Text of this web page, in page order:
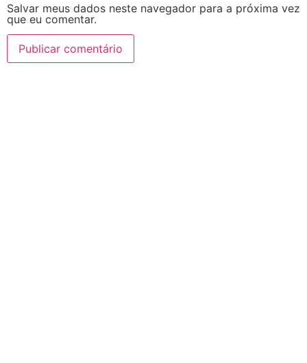
Salvar meus dados neste navegador para a próxima vez
que eu comentar.